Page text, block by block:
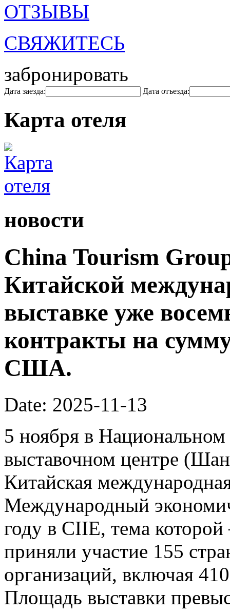
ОТЗЫВЫ
СВЯЖИТЕСЬ
забронировать
Дата заезда: Дата отъезда:
Карта отеля
новости
China Tourism
Китайской
выставке уже
контракты на
США.
Date: 2025-11-13
5 ноября в
выставочном центре
Китайская
Международный
году в CIIE, тема
приняли участие 155
организаций, включая
Площадь выставки